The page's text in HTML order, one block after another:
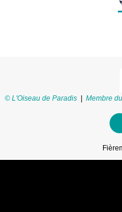
© L'Oiseau de Paradis | Membre